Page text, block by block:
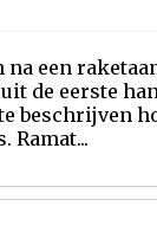
een
de eerste
beschrijven
Ramat...